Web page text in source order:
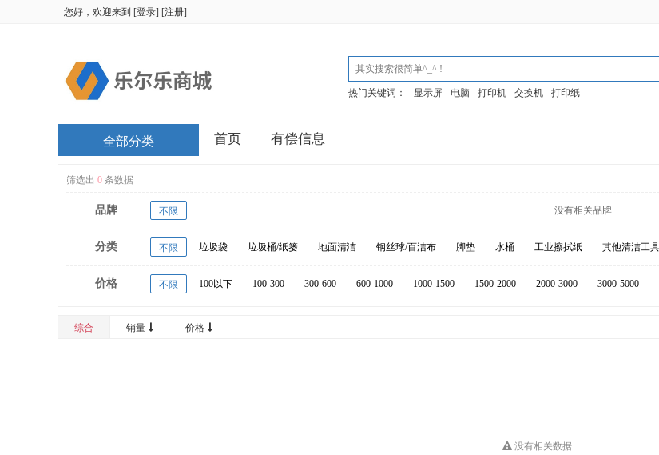
您好，欢迎来到 [登录] [注册]
热门关键词： 显示屏 电脑 打印机 交换机 打印纸
首页 有偿信息
全部分类
筛选出 0 条数据
品牌 不限
没有相关品牌
分类 不限 垃圾袋 垃圾桶/纸篓 地面清洁 钢丝球/百洁布 脚垫 水桶 工业擦拭纸 其他清洁工具
价格 不限 100以下 100-300 300-600 600-1000 1000-1500 1500-2000 2000-3000 3000-5000
综合 销量 价格
没有相关数据